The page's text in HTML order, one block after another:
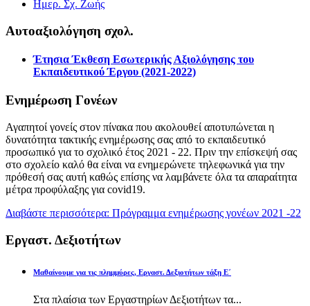
Ημερ. Σχ. Ζωής
Αυτοαξιολόγηση σχολ.
Έτησια Έκθεση Εσωτερικής Αξιολόγησης του
Εκπαιδευτικού Έργου (2021-2022)
Ενημέρωση Γονέων
Αγαπητοί γονείς στον πίνακα που ακολουθεί αποτυπώνεται η
δυνατότητα τακτικής ενημέρωσης σας από το εκπαιδευτικό
προσωπικό για το σχολικό έτος 2021 - 22. Πριν την επίσκεψή σας
στο σχολείο καλό θα είναι να ενημερώνετε τηλεφωνικά για την
πρόθεσή σας αυτή καθώς επίσης να λαμβάνετε όλα τα απαραίτητα
μέτρα προφύλαξης για covid19.
Διαβάστε περισσότερα: Πρόγραμμα ενημέρωσης γονέων 2021 -22
Εργαστ. Δεξιοτήτων
Μαθαίνουμε για τις πλημμύρες, Εργαστ. Δεξιοτήτων τάξη Ε΄
Στα πλαίσια των Εργαστηρίων Δεξιοτήτων τα...